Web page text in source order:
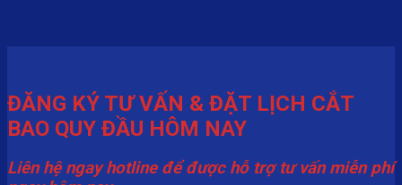
ĐĂNG KÝ TƯ VẤN & ĐẶT LỊCH CẮT
BAO QUY ĐẦU HÔM NAY
Liên hệ ngay hotline để được hỗ trợ tư vấn miễn phí